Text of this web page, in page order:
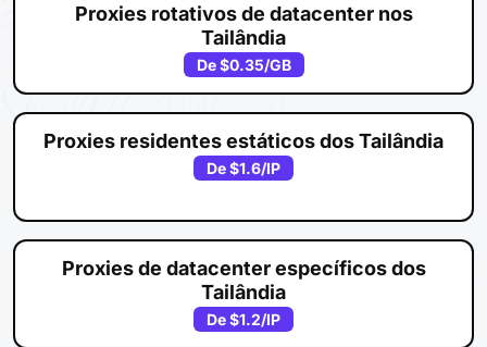
Proxies rotativos de datacenter nos
Tailândia
De$0.35/GB
Proxies residentes estáticos dos Tailândia
De$1.6/IP
Proxies de datacenter específicos dos
Tailândia
De$1.2/IP